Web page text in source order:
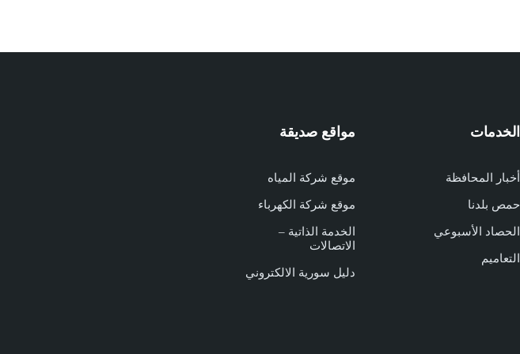
الخدمات
أخبار المحافظة
حمص بلدنا
الحصاد الأسبوعي
التعاميم
مواقع صديقة
موقع شركة المياه
موقع شركة الكهرباء
الخدمة الذاتية –
الاتصالات
دليل سورية الالكتروني